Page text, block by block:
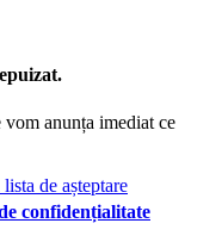
anunța imediat ce
de așteptare
confidențialitate